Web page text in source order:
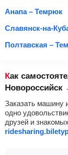
Анапа – Темрюк
Славянск-на-
Полтавская –
Как самостоятельно найти попутку
Заказать машину
одно
друзей и